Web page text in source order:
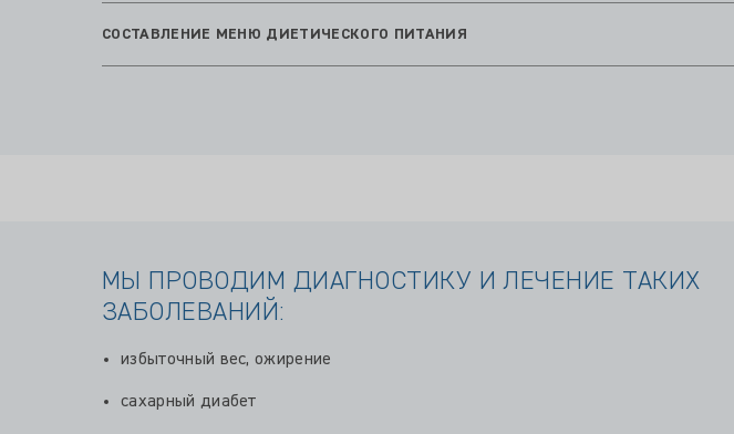
СОСТАВЛЕНИЕ МЕНЮ ДИЕТИЧЕСКОГО ПИТАНИЯ
МЫ ПРОВОДИМ ДИАГНОСТИКУ И ЛЕЧЕНИЕ ТАКИХ
ЗАБОЛЕВАНИЙ:
избыточный вес, ожирение
сахарный диабет